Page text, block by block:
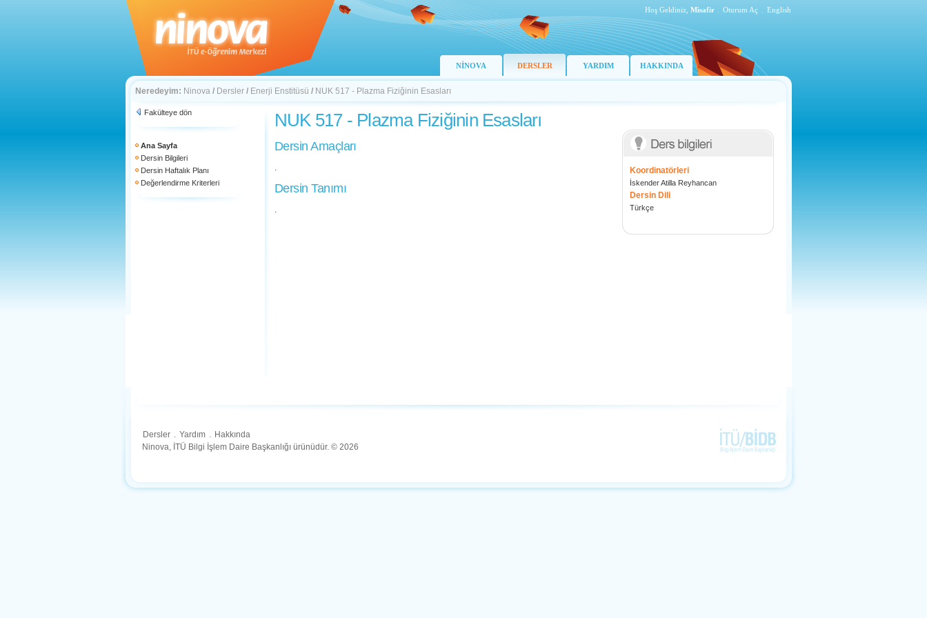
Hoş Geldiniz, Misafir Oturum Aç English
NİNOVA DERSLER YARDIM HAKKINDA
Neredeyim: Ninova / Dersler / Enerji Enstitüsü / NUK 517 - Plazma Fiziğinin Esasları
Fakülteye dön
Ana Sayfa
Dersin Bilgileri
Dersin Haftalık Planı
Değerlendirme Kriterleri
NUK 517 - Plazma Fiziğinin Esasları
Dersin Amaçları
.
Dersin Tanımı
.
Koordinatörleri
İskender Atilla Reyhancan
Dersin Dili
Türkçe
Dersler . Yardım . Hakkında
Ninova, İTÜ Bilgi İşlem Daire Başkanlığı ürünüdür. © 2026